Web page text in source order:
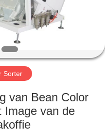
Sorter
van Bean Color
Image van de